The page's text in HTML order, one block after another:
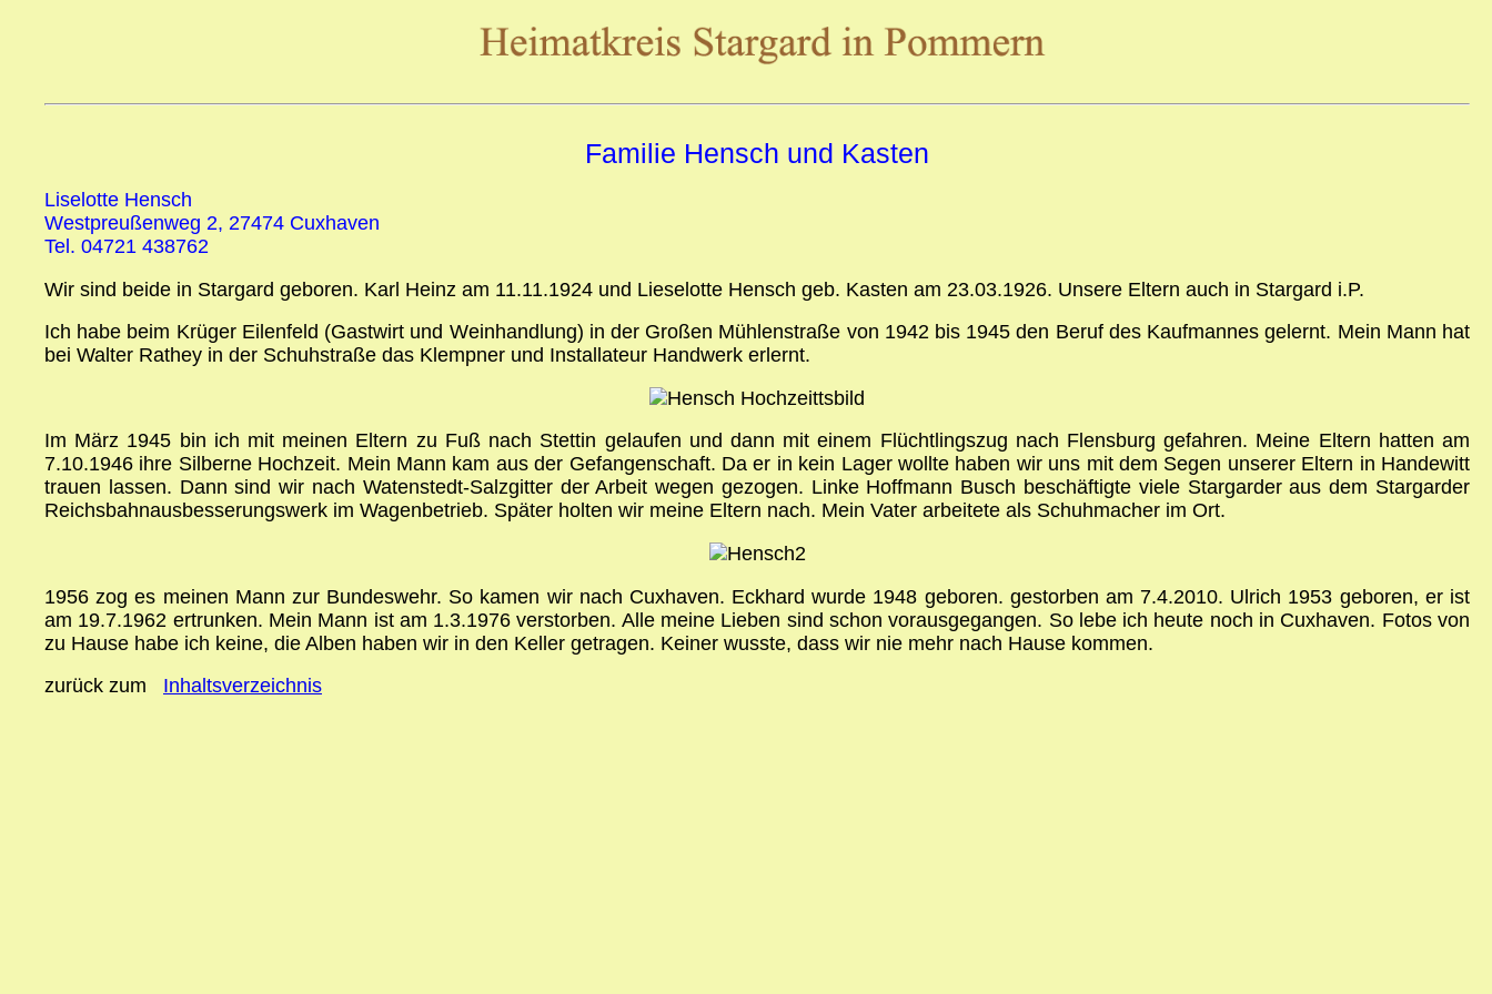
Familie Hensch und Kasten
Liselotte Hensch
Westpreußenweg 2, 27474 Cuxhaven
Tel. 04721 438762
Wir sind beide in Stargard geboren. Karl Heinz am 11.11.1924 und Lieselotte Hensch geb. Kasten am 23.03.1926. Unsere Eltern auch in Stargard i.P.
Ich habe beim Krüger Eilenfeld (Gastwirt und Weinhandlung) in der Großen Mühlenstraße von 1942 bis 1945 den Beruf des Kaufmannes gelernt. Mein Mann hat
bei Walter Rathey in der Schuhstraße das Klempner und Installateur Handwerk erlernt.
Im März 1945 bin ich mit meinen Eltern zu Fuß nach Stettin gelaufen und dann mit einem Flüchtlingszug nach Flensburg gefahren. Meine Eltern hatten am
7.10.1946 ihre Silberne Hochzeit. Mein Mann kam aus der Gefangenschaft. Da er in kein Lager wollte haben wir uns mit dem Segen unserer Eltern in Handewitt
trauen lassen. Dann sind wir nach Watenstedt-Salzgitter der Arbeit wegen gezogen. Linke Hoffmann Busch beschäftigte viele Stargarder aus dem Stargarder
Reichsbahnausbesserungswerk im Wagenbetrieb. Später holten wir meine Eltern nach. Mein Vater arbeitete als Schuhmacher im Ort.
1956 zog es meinen Mann zur Bundeswehr. So kamen wir nach Cuxhaven. Eckhard wurde 1948 geboren. gestorben am 7.4.2010. Ulrich 1953 geboren, er ist
am 19.7.1962 ertrunken. Mein Mann ist am 1.3.1976 verstorben. Alle meine Lieben sind schon vorausgegangen. So lebe ich heute noch in Cuxhaven. Fotos von
zu Hause habe ich keine, die Alben haben wir in den Keller getragen. Keiner wusste, dass wir nie mehr nach Hause kommen.
zurück zum
Inhaltsverzeichnis